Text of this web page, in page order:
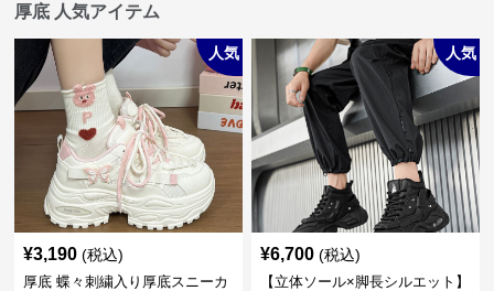
厚底 人気アイテム
人気
¥3,190 (税込)
厚底 蝶々刺繍入り厚底スニーカ
人気
¥6,700 (税込)
【立体ソール×脚長シルエット】